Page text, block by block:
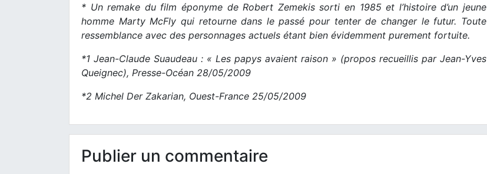
* Un remake du film éponyme de Robert Zemekis sorti en 1985 et l’histoire d’un jeune
homme Marty McFly qui retourne dans le passé pour tenter de changer le futur. Toute
ressemblance avec des personnages actuels étant bien évidemment purement fortuite.
*1 Jean-Claude Suaudeau : « Les papys avaient raison » (propos recueillis par Jean-Yves
Queignec), Presse-Océan 28/05/2009
*2 Michel Der Zakarian, Ouest-France 25/05/2009
Publier un commentaire